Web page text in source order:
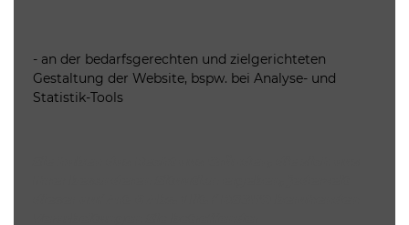
- an der bedarfsgerechten und zielgerichteten
Gestaltung der Website, bspw. bei Analyse- und
Statistik-Tools